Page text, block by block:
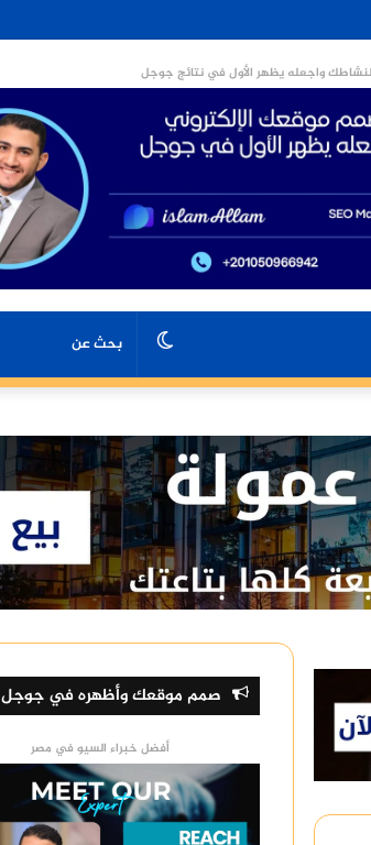
واجعله يظهر الأول في نتائج جوجل
الوضع
صمم موقعك وأظهره في جوجل
أفضل خبراء السيو في مصر